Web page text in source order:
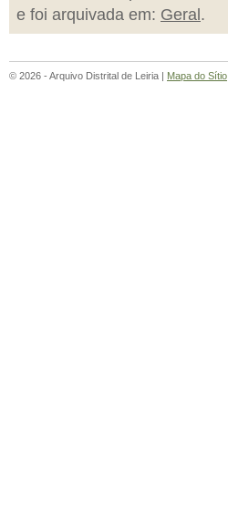
e foi arquivada em: Geral .
© 2026 - Arquivo Distrital de Leiria | Mapa do Sítio